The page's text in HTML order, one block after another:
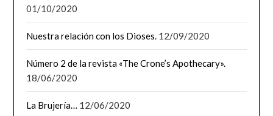
01/10/2020
Nuestra relación con los Dioses. 12/09/2020
Número 2 de la revista «The Crone’s Apothecary».
18/06/2020
La Brujería… 12/06/2020